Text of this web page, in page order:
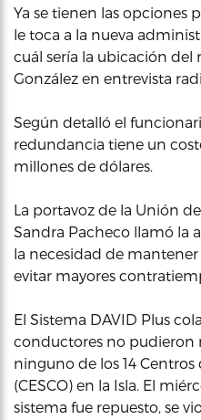
Ya se tienen las opciones
le toca a la nueva
cuál sería la ubicación del
González en entrevista
Según detalló el
redundancia tiene un
millones de dólares.
La portavoz de la Unión
Sandra Pacheco llamó la
la necesidad de
evitar mayores
El Sistema DAVID Plus
conductores no pudieron
ninguno de los 14
(CESCO) en la Isla. El
sistema fue repuesto, se